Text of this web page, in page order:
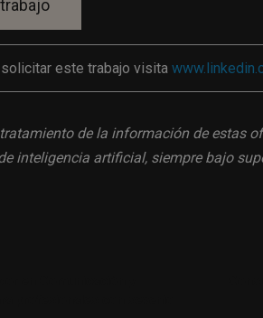
este trabajo visita
de la información de estas
inteligencia artificial, siempre bajo